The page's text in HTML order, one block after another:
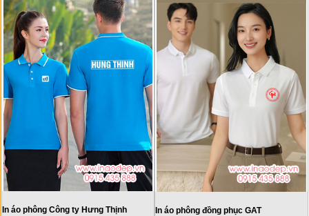
In áo phông Công ty Hưng Thịnh In áo phông đồng phục GAT